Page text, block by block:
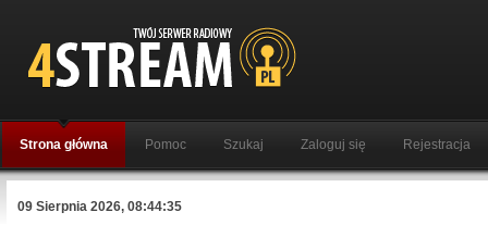
Strona główna Pomoc Szukaj Zaloguj się Rejestracja
09 Sierpnia 2026, 08:44:35